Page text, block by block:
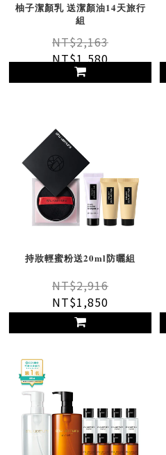
柚子潔顏乳 送潔顏油14天旅行
組
NT$2,163
NT$1,580
持妝輕蜜粉送20ml防曬組
NT$2,916
NT$1,850